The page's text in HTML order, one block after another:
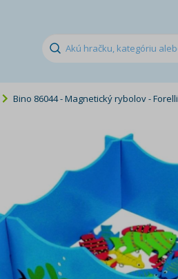
Bino 86044 - Magnetický rybolov - Forelli